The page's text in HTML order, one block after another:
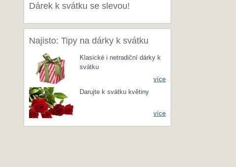
Dárek k svátku se slevou!
Najisto: Tipy na dárky k svátku
Klasické i netradiční dárky k
svátku
více
Darujte k svátku květiny
více